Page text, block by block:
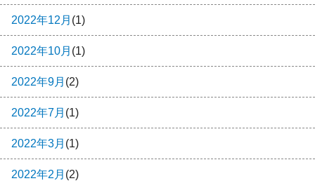
2022年12月 (1)
2022年10月 (1)
2022年9月 (2)
2022年7月 (1)
2022年3月 (1)
2022年2月 (2)